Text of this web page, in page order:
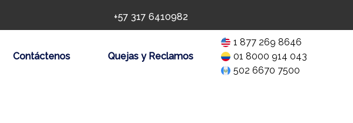
+57 317 6410982
Contáctenos Quejas y Reclamos
1 877 269 8646
01 8000 914 043
502 6670 7500